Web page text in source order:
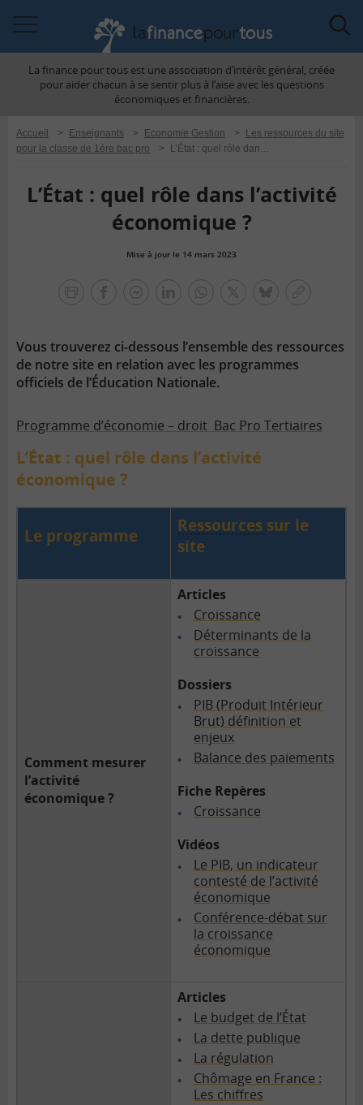
àLa finance pour tous est une association d’intérêt général, créée
pour aider chacun à se sentir plus à l’aise avec les questions
économiques et financières.
Accueil > Enseignants > Economie Gestion >
Les ressources du site
pour la classe de 1ère bac pro
> L’État : quel rôle dans l’activité économique ?
L’État : quel rôle dans l’activité
économique ?
Mise à jour le 14 mars 2023
Vous trouverez ci-dessous l’ensemble des ressources
de notre site en relation avec les programmes
officiels de l’Éducation Nationale.
Programme d’économie – droit Bac Pro Tertiaires
L’État : quel rôle dans l’activité
économique ?
Le programme Ressources sur le
site
Comment mesurer
l’activité
économique ?
Articles
Croissance
Déterminants de la
croissance
Dossiers
PIB (Produit Intérieur
Brut) définition et
enjeux
Balance des paiements
Fiche Repères
Croissance
Vidéos
Le PIB, un indicateur
contesté de l’activité
économique
Conférence-débat sur
la croissance
économique
Articles
Le budget de l’État
La dette publique
La régulation
Chômage en France :
Les chiffres